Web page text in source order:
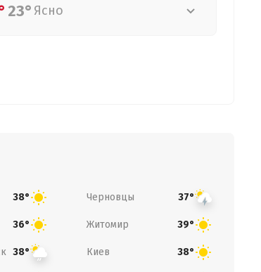
23° Ясно
38° Черновцы 37°
36° Житомир 39°
38° Киев 38°